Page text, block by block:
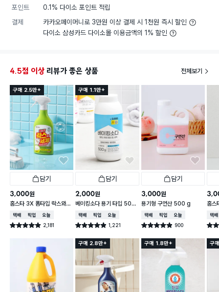
포인트
0.1% 다이소 포인트 적립
결제
카카오페이머니로 3만원 이상 결제 시 1천원 즉시 할인
다이소 삼성카드 다이소몰 이용금액의 1% 할인
4.5점 이상 리뷰가 좋은 상품 전체보기
구매 2.5만+
담기
3,000원
홈스타 3X 폼타입 락스와세
제 (후레쉬향)
택배배송매장픽업오늘배송
별점 4.9점 2,181
건 작성
구매 1.1만+
담기
2,000원
베이킹소다 용기 타입 500
g
택배배송매장픽업오늘배송
별점 4.9점 1,221
건 작성
담기
3,000원
용기형 구연산 500 g
택배배송매장픽업오늘배송
별점 4.9점 900
건 작성
홈스
파
택배
별점
구매 2.8만+ 구매 1.8만+ 구